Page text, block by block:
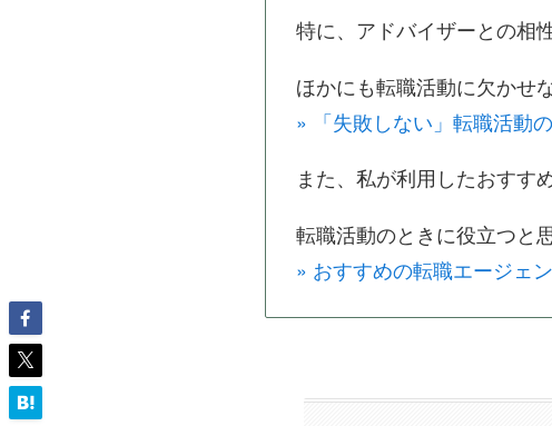
特に、アドバイザーとの相性
ほかにも転職活動に欠かせ
» 「失敗しない」転職活動
また、私が利用したおすす
転職活動のときに役立つと
» おすすめの転職エージェ